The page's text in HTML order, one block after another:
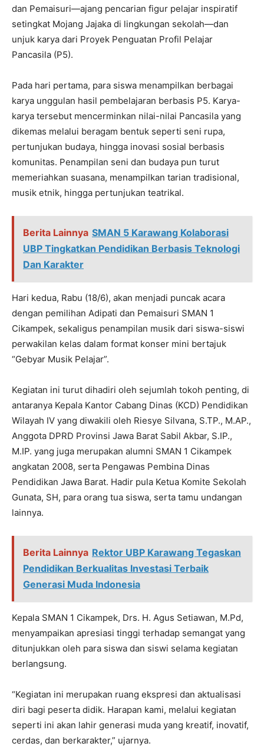
dan Pemaisuri—ajang pencarian figur pelajar inspiratif
setingkat Mojang Jajaka di lingkungan sekolah—dan
unjuk karya dari Proyek Penguatan Profil Pelajar
Pancasila (P5).
Pada hari pertama, para siswa menampilkan berbagai
karya unggulan hasil pembelajaran berbasis P5. Karya-
karya tersebut mencerminkan nilai-nilai Pancasila yang
dikemas melalui beragam bentuk seperti seni rupa,
pertunjukan budaya, hingga inovasi sosial berbasis
komunitas. Penampilan seni dan budaya pun turut
memeriahkan suasana, menampilkan tarian tradisional,
musik etnik, hingga pertunjukan teatrikal.
Berita Lainnya SMAN 5 Karawang Kolaborasi
UBP Tingkatkan Pendidikan Berbasis Teknologi
Dan Karakter
Hari kedua, Rabu (18/6), akan menjadi puncak acara
dengan pemilihan Adipati dan Pemaisuri SMAN 1
Cikampek, sekaligus penampilan musik dari siswa-siswi
perwakilan kelas dalam format konser mini bertajuk
“Gebyar Musik Pelajar”.
Kegiatan ini turut dihadiri oleh sejumlah tokoh penting, di
antaranya Kepala Kantor Cabang Dinas (KCD) Pendidikan
Wilayah IV yang diwakili oleh Riesye Silvana, S.TP., M.AP.,
Anggota DPRD Provinsi Jawa Barat Sabil Akbar, S.IP.,
M.IP. yang juga merupakan alumni SMAN 1 Cikampek
angkatan 2008, serta Pengawas Pembina Dinas
Pendidikan Jawa Barat. Hadir pula Ketua Komite Sekolah
Gunata, SH, para orang tua siswa, serta tamu undangan
lainnya.
Berita Lainnya Rektor UBP Karawang Tegaskan
Pendidikan Berkualitas Investasi Terbaik
Generasi Muda Indonesia
Kepala SMAN 1 Cikampek, Drs. H. Agus Setiawan, M.Pd,
menyampaikan apresiasi tinggi terhadap semangat yang
ditunjukkan oleh para siswa dan siswi selama kegiatan
berlangsung.
“Kegiatan ini merupakan ruang ekspresi dan aktualisasi
diri bagi peserta didik. Harapan kami, melalui kegiatan
seperti ini akan lahir generasi muda yang kreatif, inovatif,
cerdas, dan berkarakter,” ujarnya.